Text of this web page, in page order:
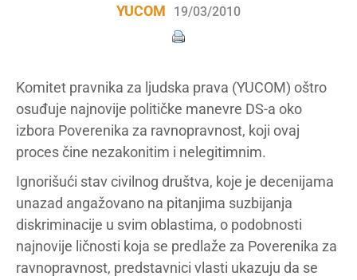
YUCOM 19/03/2010
Komitet pravnika za ljudska prava (YUCOM) oštro
osuđuje najnovije političke manevre DS-a oko
izbora Poverenika za ravnopravnost, koji ovaj
proces čine nezakonitim i nelegitimnim.
Ignorišući stav civilnog društva, koje je decenijama
unazad angažovano na pitanjima suzbijanja
diskriminacije u svim oblastima, o podobnosti
najnovije ličnosti koja se predlaže za Poverenika za
ravnopravnost, predstavnici vlasti ukazuju da se